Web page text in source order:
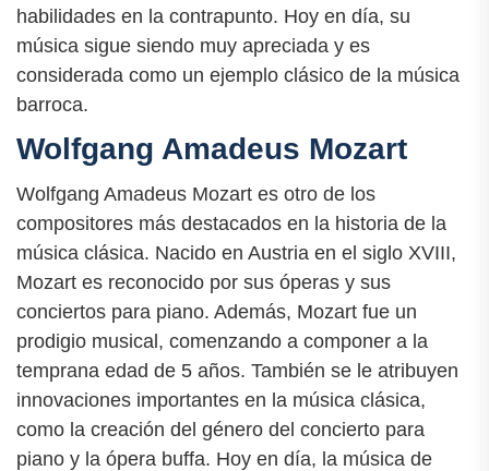
habilidades en la contrapunto. Hoy en día, su
música sigue siendo muy apreciada y es
considerada como un ejemplo clásico de la música
barroca.
Wolfgang Amadeus Mozart
Wolfgang Amadeus Mozart es otro de los
compositores más destacados en la historia de la
música clásica. Nacido en Austria en el siglo XVIII,
Mozart es reconocido por sus óperas y sus
conciertos para piano. Además, Mozart fue un
prodigio musical, comenzando a componer a la
temprana edad de 5 años. También se le atribuyen
innovaciones importantes en la música clásica,
como la creación del género del concierto para
piano y la ópera buffa. Hoy en día, la música de